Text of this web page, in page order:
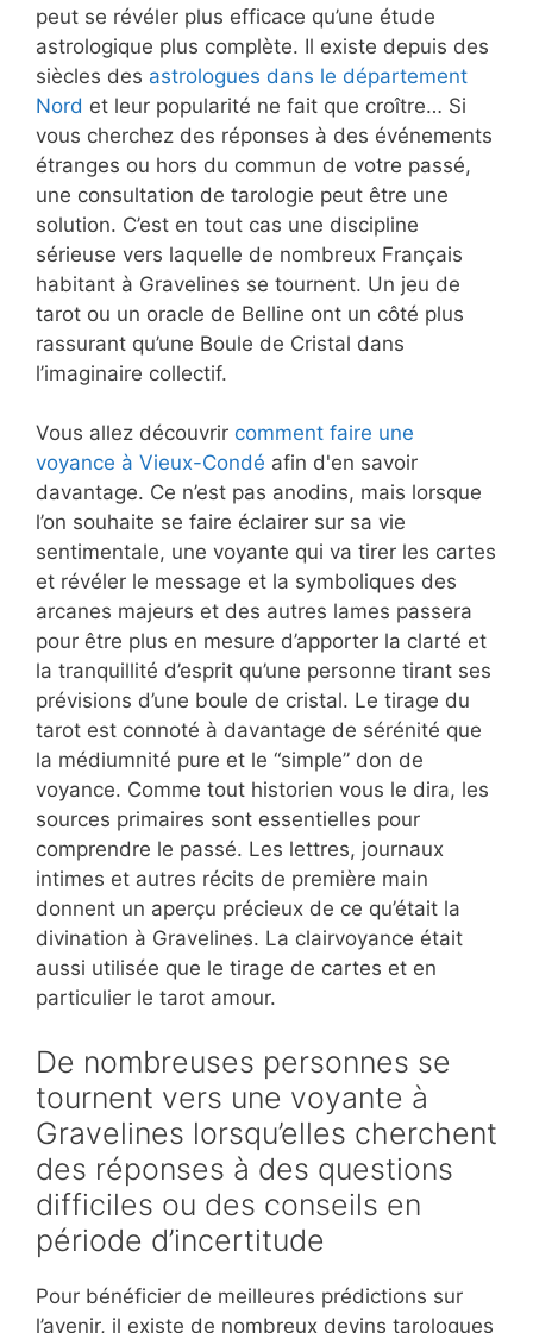
peut se révéler plus efficace qu’une étude
astrologique plus complète. Il existe depuis des
siècles des astrologues dans le département
Nord et leur popularité ne fait que croître… Si
vous cherchez des réponses à des événements
étranges ou hors du commun de votre passé,
une consultation de tarologie peut être une
solution. C’est en tout cas une discipline
sérieuse vers laquelle de nombreux Français
habitant à Gravelines se tournent. Un jeu de
tarot ou un oracle de Belline ont un côté plus
rassurant qu’une Boule de Cristal dans
l’imaginaire collectif.
Vous allez découvrir comment faire une
voyance à Vieux-Condé afin d'en savoir
davantage. Ce n’est pas anodins, mais lorsque
l’on souhaite se faire éclairer sur sa vie
sentimentale, une voyante qui va tirer les cartes
et révéler le message et la symboliques des
arcanes majeurs et des autres lames passera
pour être plus en mesure d’apporter la clarté et
la tranquillité d’esprit qu’une personne tirant ses
prévisions d’une boule de cristal. Le tirage du
tarot est connoté à davantage de sérénité que
la médiumnité pure et le “simple” don de
voyance. Comme tout historien vous le dira, les
sources primaires sont essentielles pour
comprendre le passé. Les lettres, journaux
intimes et autres récits de première main
donnent un aperçu précieux de ce qu’était la
divination à Gravelines. La clairvoyance était
aussi utilisée que le tirage de cartes et en
particulier le tarot amour.
De nombreuses personnes se
tournent vers une voyante à
Gravelines lorsqu’elles cherchent
des réponses à des questions
difficiles ou des conseils en
période d’incertitude
Pour bénéficier de meilleures prédictions sur
l’avenir, il existe de nombreux devins tarologues